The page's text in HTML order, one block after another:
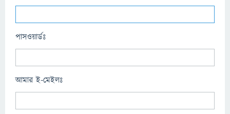
পাসওয়ার্ডঃ
আমার ই-মেইলঃ